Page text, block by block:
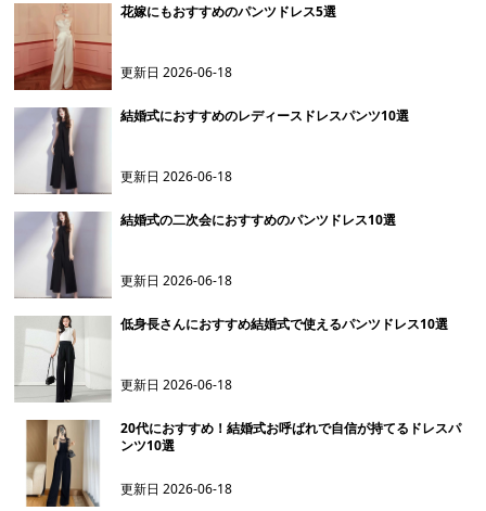
花嫁にもおすすめのパンツドレス5選
更新日2026-06-18
結婚式におすすめのレディースドレスパンツ10選
更新日2026-06-18
結婚式の二次会におすすめのパンツドレス10選
更新日2026-06-18
低身長さんにおすすめ結婚式で使えるパンツドレス10選
更新日2026-06-18
20代におすすめ！結婚式お呼ばれで自信が持てるドレスパ
ンツ10選
更新日2026-06-18